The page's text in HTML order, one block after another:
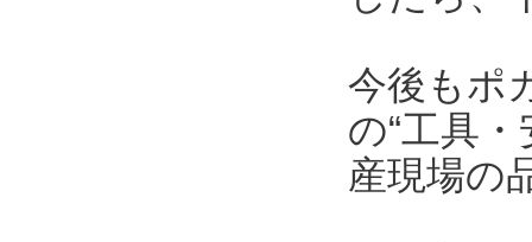
今後もポ
の“工具
産現場の